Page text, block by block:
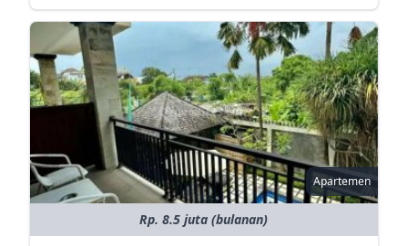
Apartemen
Rp. 8.5 juta (bulanan)